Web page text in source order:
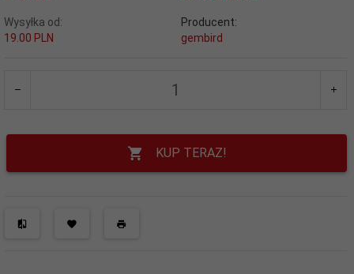
Wysyłka od:
19.00 PLN
Producent:
gembird
KUP TERAZ!